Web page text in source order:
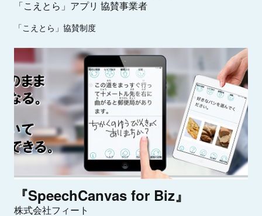
「こえとら」アプリ 協賛事業者
「こえとら」協賛制度
『SpeechCanvas for Biz』
株式会社フィート